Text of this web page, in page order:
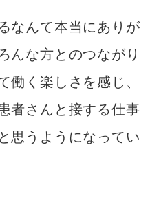
なんて本当にありが
んな方とのつながり
働く楽しさを感じ、
者さんと接する仕事
思うようになってい